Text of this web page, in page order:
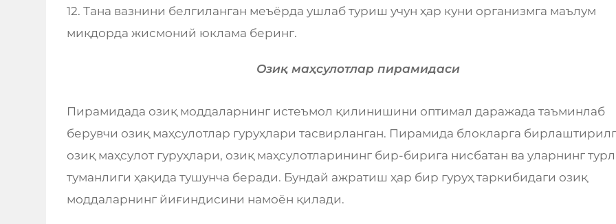
12. Тана вазнини белгиланган меъёрда ушлаб туриш учун ҳар куни организмга маълум
миқдорда жисмоний юклама беринг.
Озиқ маҳсулотлар пирамидаси
Пирамидада озиқ моддаларнинг истеъмол қилинишини оптимал даражада таъминлаб
берувчи озиқ маҳсулотлар гуруҳлари тасвирланган. Пирамида блокларга
озиқ маҳсулот гуруҳлари, озиқ маҳсулотларининг бир-бирига нисбатан ва уларнинг
туманлиги ҳақида тушунча беради. Бундай ажратиш ҳар бир гуруҳ таркибидаги озиқ
моддаларнинг йиғиндисини намоён қилади.